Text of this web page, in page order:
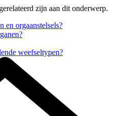
zijn aan dit onderwerp.
en orgaanstelsels?
weefseltypen?